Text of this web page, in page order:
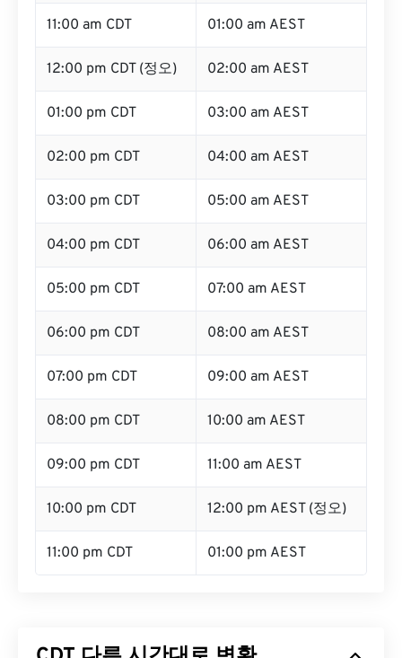
11:00 am CDT 01:00 am AEST
12:00 pm CDT (정오) 02:00 am AEST
01:00 pm CDT 03:00 am AEST
02:00 pm CDT 04:00 am AEST
03:00 pm CDT 05:00 am AEST
04:00 pm CDT 06:00 am AEST
05:00 pm CDT 07:00 am AEST
06:00 pm CDT 08:00 am AEST
07:00 pm CDT 09:00 am AEST
08:00 pm CDT 10:00 am AEST
09:00 pm CDT 11:00 am AEST
10:00 pm CDT 12:00 pm AEST (정오)
11:00 pm CDT 01:00 pm AEST